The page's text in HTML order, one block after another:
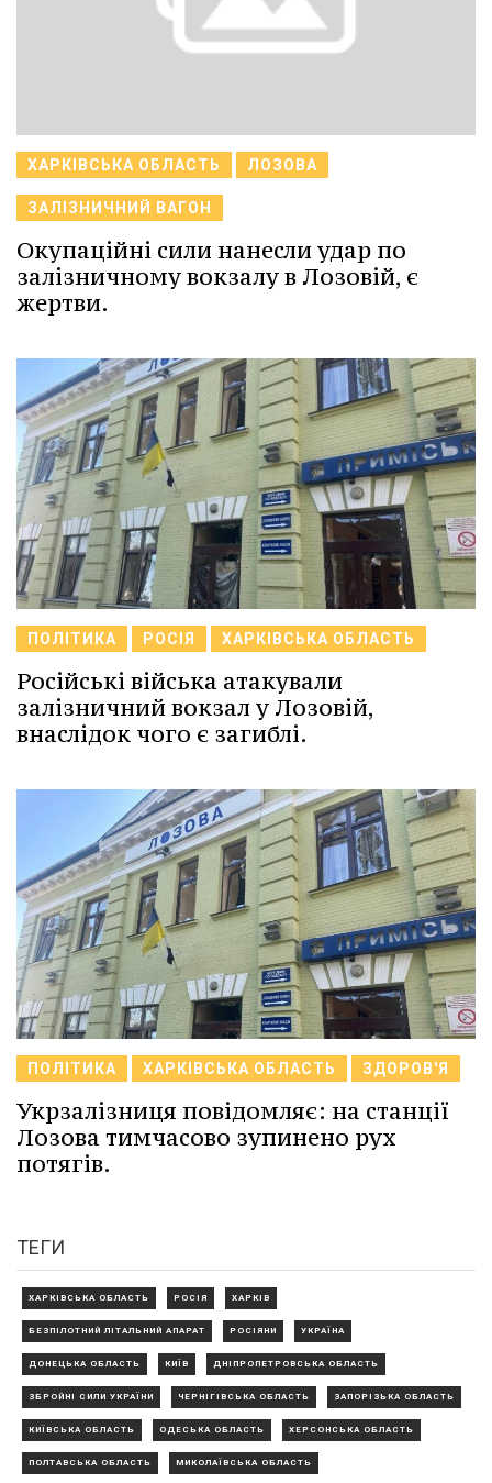
ХАРКІВСЬКА ОБЛАСТЬ ЛОЗОВА
ЗАЛІЗНИЧНИЙ ВАГОН
Окупаційні сили нанесли удар по
залізничному вокзалу в Лозовій, є
жертви.
ПОЛІТИКА РОСІЯ ХАРКІВСЬКА ОБЛАСТЬ
Російські війська атакували
залізничний вокзал у Лозовій,
внаслідок чого є загиблі.
ПОЛІТИКА ХАРКІВСЬКА ОБЛАСТЬ ЗДОРОВ'Я
Укрзалізниця повідомляє: на станції
Лозова тимчасово зупинено рух
потягів.
ТЕГИ
ХАРКІВСЬКА ОБЛАСТЬ РОСІЯ ХАРКІВ
БЕЗПІЛОТНИЙ ЛІТАЛЬНИЙ АПАРАТ РОСІЯНИ УКРАЇНА
ДОНЕЦЬКА ОБЛАСТЬ КИЇВ ДНІПРОПЕТРОВСЬКА ОБЛАСТЬ
ЗБРОЙНІ СИЛИ УКРАЇНИ ЧЕРНІГІВСЬКА ОБЛАСТЬ ЗАПОРІЗЬКА ОБЛАСТЬ
КИЇВСЬКА ОБЛАСТЬ ОДЕСЬКА ОБЛАСТЬ ХЕРСОНСЬКА ОБЛАСТЬ
ПОЛТАВСЬКА ОБЛАСТЬ МИКОЛАЇВСЬКА ОБЛАСТЬ